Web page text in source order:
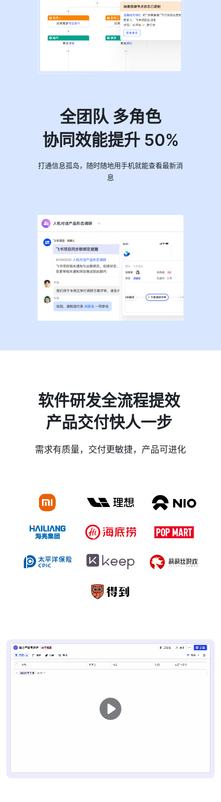
全团队 多角色
协同效能提升 50%
打通信息孤岛，随时随地用手机就能查看最新消
息
软件研发全流程提效
产品交付快人一步
需求有质量，交付更敏捷，产品可进化